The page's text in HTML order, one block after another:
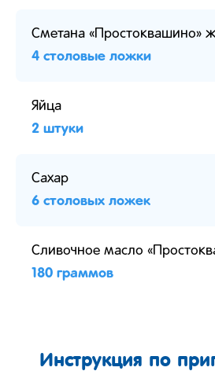
Сметана «Простоквашино»
4 столовые ложки
Яйца
2 штуки
Сахар
6 столовых ложек
Сливочное масло
180 граммов
Инструкция по